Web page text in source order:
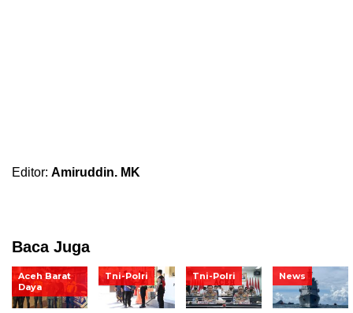
Editor: Amiruddin. MK
Baca Juga
Aceh Barat
Daya
Tni-Polri Tni-Polri News